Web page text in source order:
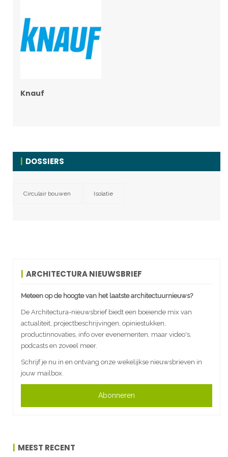
Knauf
DOSSIERS
Circulair bouwen Isolatie
ARCHITECTURA NIEUWSBRIEF
Meteen op de hoogte van het laatste architectuurnieuws?
De Architectura-nieuwsbrief biedt een boeiende mix van
actualiteit, projectbeschrijvingen, opiniestukken,
productinnovaties, info over evenementen, maar video's,
podcasts en zoveel meer.
Schrijf je nu in en ontvang onze wekelijkse nieuwsbrieven in
jouw mailbox.
Abonneren
MEEST RECENT